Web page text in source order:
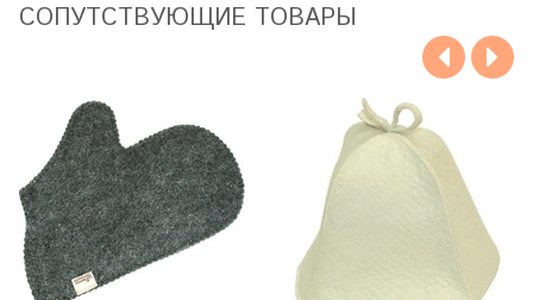
CОПУТСТВУЮЩИЕ ТОВАРЫ